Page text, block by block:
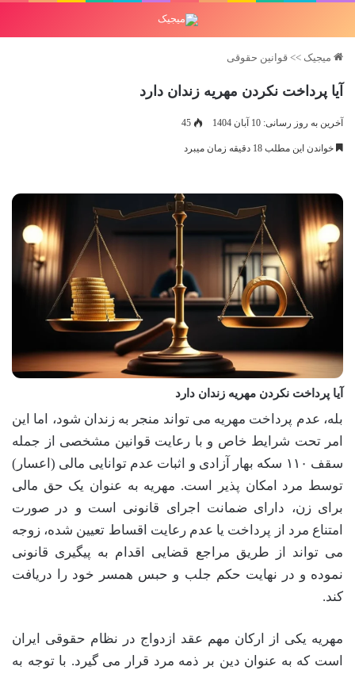
میجیک >> قوانین حقوقی
آیا پرداخت نکردن مهریه زندان دارد
آخرین به روز رسانی: 10 آبان 1404 45
خواندن این مطلب 18 دقیقه زمان میبرد
آیا پرداخت نکردن مهریه زندان دارد
بله، عدم پرداخت مهریه می تواند منجر به زندان شود، اما این
امر تحت شرایط خاص و با رعایت قوانین مشخصی از جمله
سقف ۱۱۰ سکه بهار آزادی و اثبات عدم توانایی مالی (اعسار)
توسط مرد امکان پذیر است. مهریه به عنوان یک حق مالی
برای زن، دارای ضمانت اجرای قانونی است و در صورت
امتناع مرد از پرداخت یا عدم رعایت اقساط تعیین شده، زوجه
می تواند از طریق مراجع قضایی اقدام به پیگیری قانونی
نموده و در نهایت حکم جلب و حبس همسر خود را دریافت
کند.
مهریه یکی از ارکان مهم عقد ازدواج در نظام حقوقی ایران
است که به عنوان دین بر ذمه مرد قرار می گیرد. با توجه به